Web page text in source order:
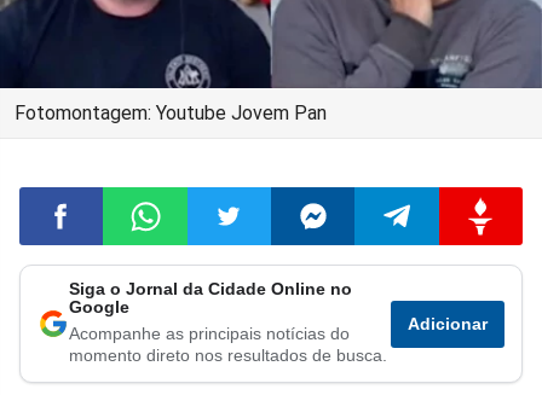
Fotomontagem: Youtube Jovem Pan
Compartilhar
no
Compartilhar
no
Compartilhar
no
Compartilhar
no
Compartilhar
no
no
Siga o Jornal da Cidade Online no
Google
Acompanhe as principais notícias do
momento direto nos resultados de busca.
Adicionar